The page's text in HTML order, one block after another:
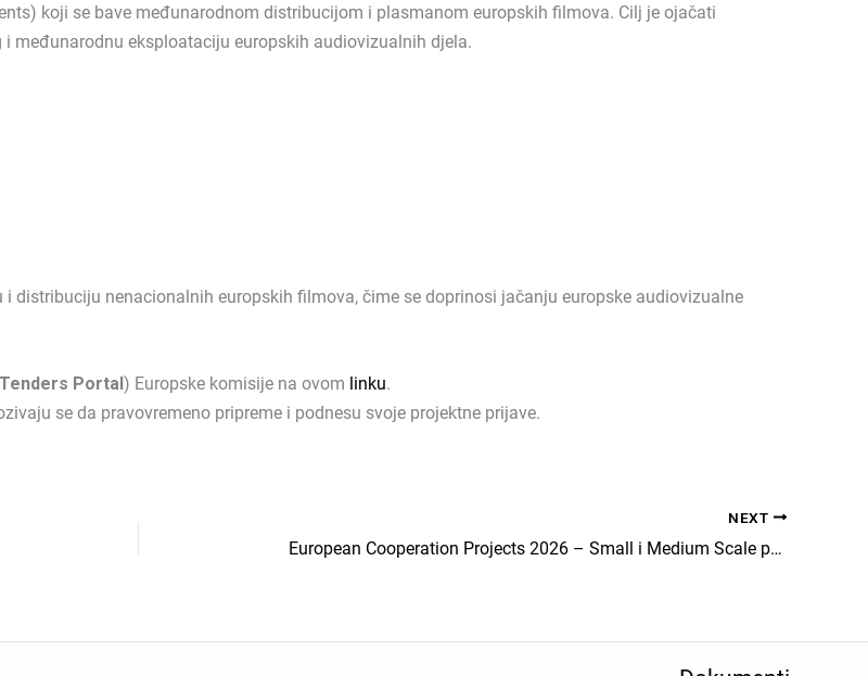
koji se bave međunarodnom distribucijom i plasmanom europskih filmova. Cilj je ojačati
međunarodnu eksploataciju europskih audiovizualnih djela.
distribuciju nenacionalnih europskih filmova, čime se doprinosi jačanju europske audiovizualne
Portal) Europske komisije na ovom linku.
se da pravovremeno pripreme i podnesu svoje projektne prijave.
NEXT
European Cooperation Projects 2026 – Small i Medium Scale pozivi